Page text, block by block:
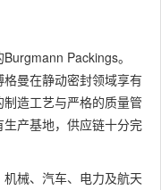
Packings。
曼在静动密封领域享有
造工艺与严格的质量管
产基地，供应链十分完
械、汽车、电力及航天